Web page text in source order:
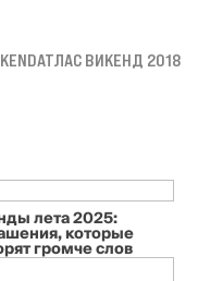
АТЛАС ВИКЕНД 2018
лета 2025:
которые
громче слов